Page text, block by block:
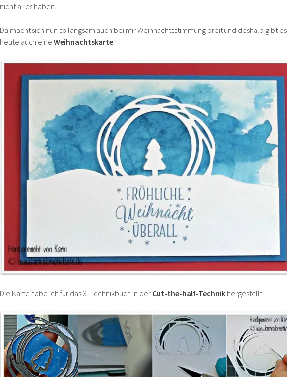
nicht alles haben.
Da macht sich nun so langsam auch bei mir Weihnachtsstimmung breit und deshalb gibt es
heute auch eine Weihnachtskarte:
Die Karte habe ich für das 3. Technikbuch in der Cut-the-half-Technik hergestellt.